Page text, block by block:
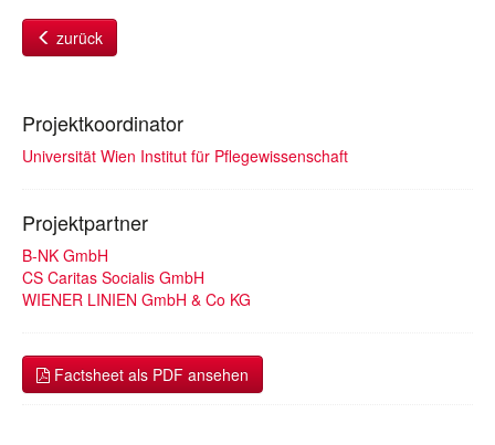
zurück
Projektkoordinator
Universität Wien Institut für Pflegewissenschaft
Projektpartner
B-NK GmbH
CS Caritas Socialis GmbH
WIENER LINIEN GmbH & Co KG
Factsheet als PDF ansehen